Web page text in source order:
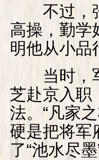
不过，张
高操，勤学
明他从小品
当时，军
芝赴京入职
法。“凡家
硬是把将军
了“池水尽墨